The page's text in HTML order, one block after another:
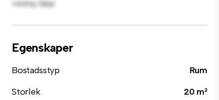
visning idag!
Egenskaper
Bostadsstyp
Rum
Storlek
20 m²